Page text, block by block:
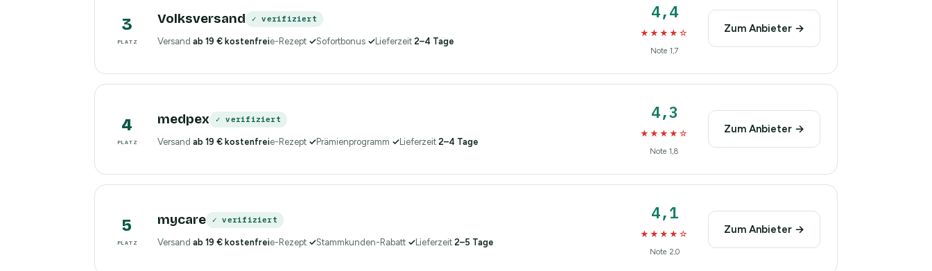
3
PLATZ
Volksversand ✓ verifiziert
Versand ab 19 € kostenfreie-Rezept ✓Sofortbonus ✓Lieferzeit 2–4 Tage
4,4
★★★★☆
Note 1,7
Zum Anbieter →
4
PLATZ
medpex ✓ verifiziert
Versand ab 19 € kostenfreie-Rezept ✓Prämienprogramm ✓Lieferzeit 2–4 Tage
4,3
★★★★☆
Note 1,8
Zum Anbieter →
5
PLATZ
mycare ✓ verifiziert
Versand ab 19 € kostenfreie-Rezept ✓Stammkunden-Rabatt ✓Lieferzeit 2–5 Tage
4,1
★★★★☆
Note 2,0
Zum Anbieter →